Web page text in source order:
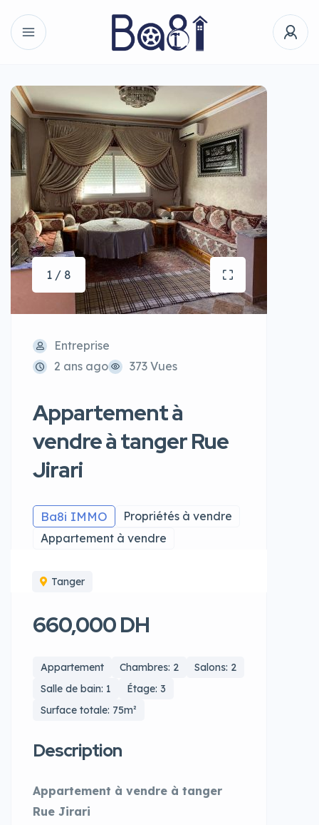
1 / 8
Entreprise
2 ans ago
373 Vues
Appartement à
vendre à tanger Rue
Jirari
Ba8i IMMO
Propriétés à vendre
Appartement à vendre
Tanger
660,000 DH
Appartement Chambres: 2
Salons: 2
Salle de bain: 1
Étage: 3
Surface totale: 75m²
Description
Appartement à vendre à tanger
Rue Jirari